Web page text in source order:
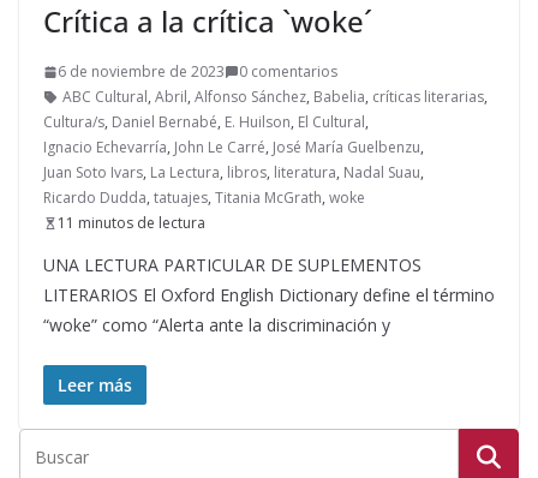
Crítica a la crítica `woke´
6 de noviembre de 2023
0 comentarios
ABC Cultural, Abril, Alfonso Sánchez, Babelia, críticas literarias,
Cultura/s, Daniel Bernabé, E. Huilson, El Cultural,
Ignacio Echevarría, John Le Carré, José María Guelbenzu,
Juan Soto Ivars, La Lectura, libros, literatura, Nadal Suau,
Ricardo Dudda, tatuajes, Titania McGrath, woke
11 minutos de lectura
UNA LECTURA PARTICULAR DE SUPLEMENTOS
LITERARIOS El Oxford English Dictionary define el término
“woke” como “Alerta ante la discriminación y
Leer más